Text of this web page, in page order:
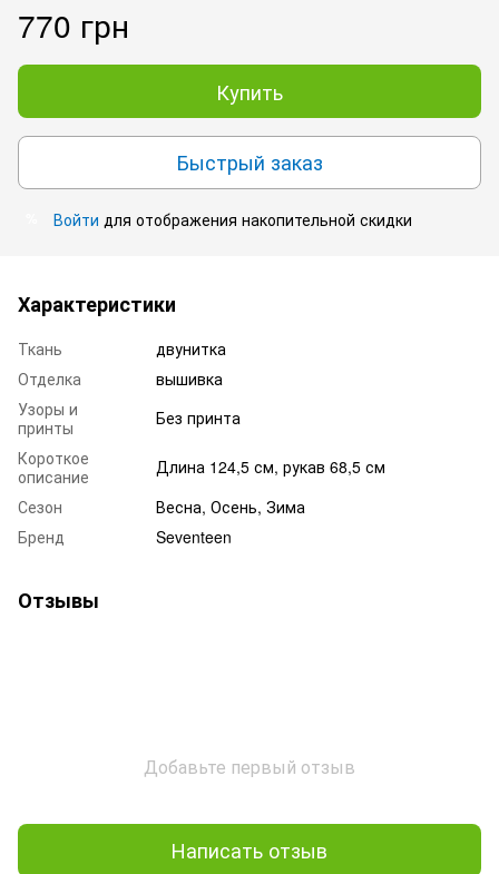
770 грн
Купить
Быстрый заказ
Войти для отображения накопительной скидки
Характеристики
Ткань
двунитка
Отделка
вышивка
Узоры и
принты
Без принта
Короткое
описание
Длина 124,5 см, рукав 68,5 см
Сезон
Весна, Осень, Зима
Бренд
Seventeen
Отзывы
Добавьте первый отзыв
Написать отзыв